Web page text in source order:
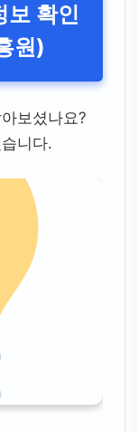
보 확인
원)
보셨나요?
니다.